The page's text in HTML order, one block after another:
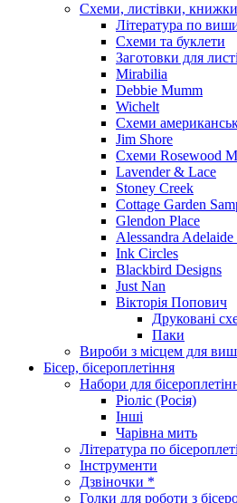
Схеми, листівки, книжки
Література по
Схеми та буклети
Заготовки для
Mirabilia
Debbie Mumm
Wichelt
Схеми
Jim Shore
Cхеми Rosewood
Lavender & Lace
Stoney Creek
Cottage Garden
Glendon Place
Alessandra
Ink Circles
Blackbird Designs
Just Nan
Вікторія Попович
Друковані
Паки
Вироби з місцем для
Бісер, бісероплетіння
Набори для
Ріоліс (Росія)
Інші
Чарівна мить
Література по
Інструменти
Дзвіночки *
Голки для роботи з